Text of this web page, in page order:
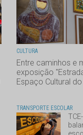
CULTURA
Entre caminhos e
exposição
Espaço Cultural do
TRANSPORTE ESCOLAR